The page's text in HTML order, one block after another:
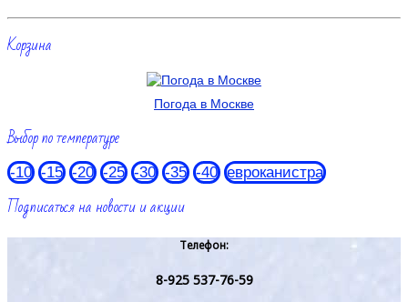
Корзина
Погода в Москве
Выбор по температуре
-10 -15 -20 -25 -30 -35 -40 евроканистра
Подписаться на новости и акции
Телефон:
8-925 537-76-59